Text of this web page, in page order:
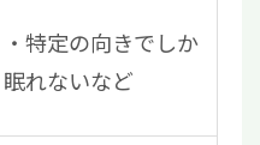
・特定の向きでしか
眠れないなど